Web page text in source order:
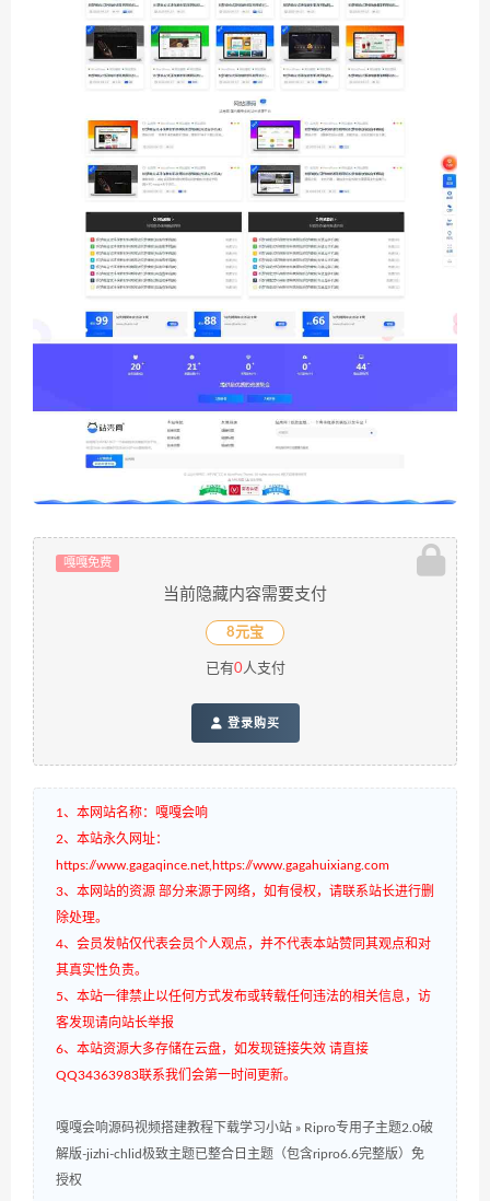
嘎嘎免费
当前隐藏内容需要支付
8元宝
已有0人支付
登录购买
1、本网站名称：嘎嘎会响
2、本站永久网址：
https://www.gagaqince.net,https://www.gagahuixiang.com
3、本网站的资源 部分来源于网络，如有侵权，请联系站长进行删
除处理。
4、会员发帖仅代表会员个人观点，并不代表本站赞同其观点和对
其真实性负责。
5、本站一律禁止以任何方式发布或转载任何违法的相关信息，访
客发现请向站长举报
6、本站资源大多存储在云盘，如发现链接失效 请直接
QQ34363983联系我们会第一时间更新。
嘎嘎会响源码视频搭建教程下载学习小站 » Ripro专用子主题2.0破
解版-jizhi-chlid极致主题已整合日主题（包含ripro6.6完整版）免
授权